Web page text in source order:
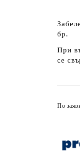
бр.
При
се
По